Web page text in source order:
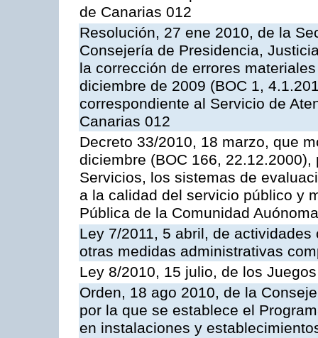
de Canarias 012
Resolución, 27 ene 2010, de la
Consejería de Presidencia,
la corrección de errores
diciembre de 2009 (BOC 1,
correspondiente al Servicio de
Canarias 012
Decreto 33/2010, 18 marzo, que
diciembre (BOC 166,
Servicios, los sistemas de
a la calidad del servicio público y
Pública de la Comunidad
Ley 7/2011, 5 abril, de
otras medidas administrativas
Ley 8/2010, 15 julio, de los
Orden, 18 ago 2010, de la
por la que se establece el
en instalaciones y